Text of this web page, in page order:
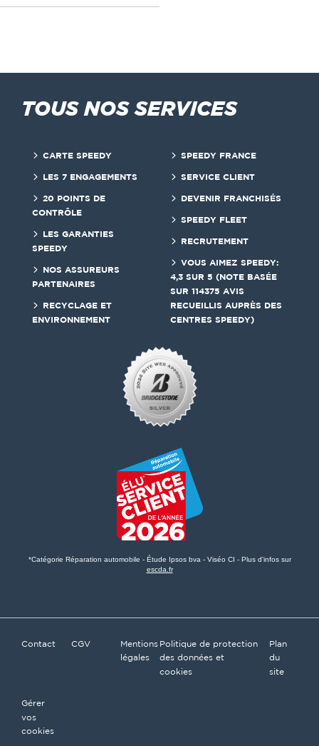
TOUS NOS SERVICES
CARTE SPEEDY
LES 7 ENGAGEMENTS
20 POINTS DE
CONTRÔLE
LES GARANTIES
SPEEDY
NOS ASSUREURS
PARTENAIRES
RECYCLAGE ET
ENVIRONNEMENT
SPEEDY FRANCE
SERVICE CLIENT
DEVENIR FRANCHISÉS
SPEEDY FLEET
RECRUTEMENT
VOUS AIMEZ SPEEDY:
4,3 SUR 5 (NOTE BASÉE
SUR 114375 AVIS
RECUEILLIS AUPRÈS DES
CENTRES SPEEDY)
*Catégorie Réparation automobile - Étude Ipsos bva - Viséo CI - Plus d'infos sur
escda.fr
Contact CGV
Mentions
légales
Politique de protection
des données et
cookies
Plan
du
site
Gérer
vos
cookies